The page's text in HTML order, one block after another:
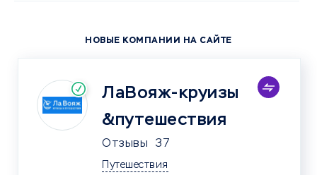
НОВЫЕ КОМПАНИИ НА САЙТЕ
ЛаВояж-круизы
&путешествия
Отзывы 37
Путешествия